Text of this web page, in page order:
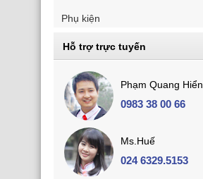
Phụ kiện
Hỗ trợ trực tuyến
Phạm Quang Hiển
0983 38 00 66
Ms.Huế
024 6329.5153